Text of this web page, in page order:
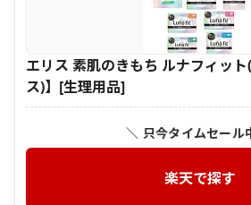
エリス 素肌のきもち ルナフィッ
ス)】[生理用品]
＼ 只今タイムセール
楽天で探す